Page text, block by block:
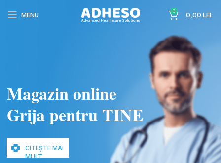
MENU 0 0,00 LEI
CITEȘTE MAI
MULT
Magazin online
Grija pentru TINE